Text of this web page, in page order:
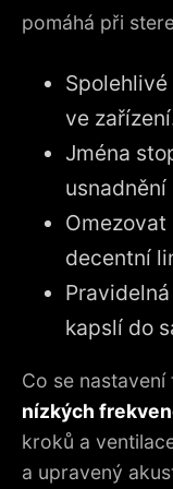
pomáhá při
ve
Jména
usnadnění
Omezovat
decentní
kapslí do
Co se
nízkých
kroků a
a upravený